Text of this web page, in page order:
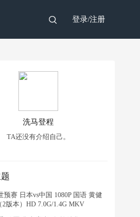
登录/注册
洗马登程
TA还没有介绍自己。
预赛 日本vs中国 1080P 国语 黄健
2版本）HD 7.0G/1.4G MKV